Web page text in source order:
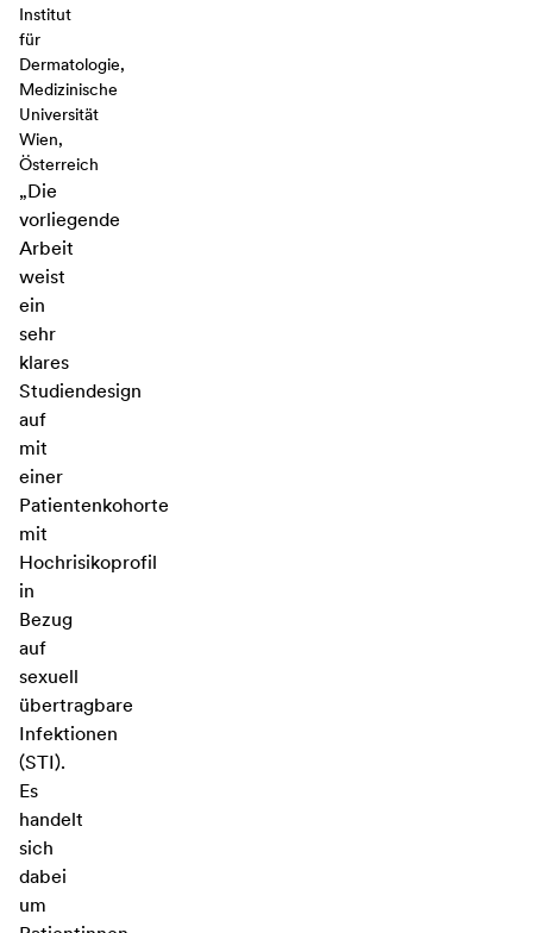
Institut
für
Dermatologie,
Medizinische
Universität
Wien,
Österreich
„Die
vorliegende
Arbeit
weist
ein
sehr
klares
Studiendesign
auf
mit
einer
Patientenkohorte
mit
Hochrisikoprofil
in
Bezug
auf
sexuell
übertragbare
Infektionen
(STI).
Es
handelt
sich
dabei
um